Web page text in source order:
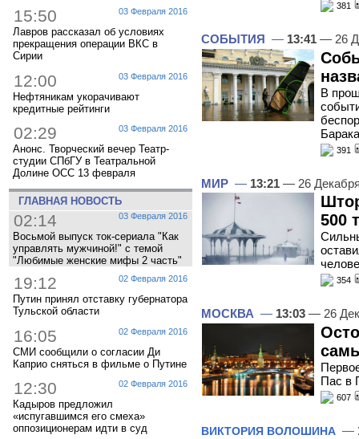
03 Февраля 2016
15:50
Лавров рассказал об условиях
прекращения операции ВКС в
Сирии
03 Февраля 2016
12:00
Нефтяникам укорачивают
кредитные рейтинги
03 Февраля 2016
02:29
Анонс. Творческий вечер Театр-
студии СПбГУ в Театральной
Долине ОСС 13 февраля
ГЛАВНАЯ НОВОСТЬ
03 Февраля 2016
02:14
Восьмой выпуск ток-сериала "Как
управлять мужчиной!" с темой
"Любимые женские мифы 2 часть"
02 Февраля 2016
19:12
Путин принял отставку губернатора
Тульской области
02 Февраля 2016
16:05
СМИ сообщили о согласии Ди
Каприо сняться в фильме о Путине
02 Февраля 2016
12:30
Кадыров предложил
«испугавшимся его смеха»
оппозиционерам идти в суд
381
СОБЫТИЯ — 13:41 — 26
В
391
МИР — 13:21 — 26
500
354
МОСКВА — 13:03 — 26
Пас в
607
ВИКТОРИЯ ВОЛОШИНА —